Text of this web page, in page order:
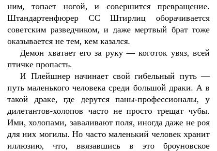
ним, топает ногой, и совершится превращение.
Штандартенфюрер СС Штирлиц оборачивается
советским разведчиком, и даже мертвый брат тоже
оказывается не тем, кем казался.
Демон хватает его за руку — коготок увяз, всей
птичке пропасть.
И Плейшнер начинает свой гибельный путь —
путь маленького человека среди большой драки. А в
такой драке, где дерутся паны-профессионалы, у
дилетантов-холопов часто не просто трещат чубы.
Ими, холопами, заваливают поля, иногда даже не роя
для них могилы. Но часто маленький человек хранит
иллюзию, что, ввязавшись в это броуновское